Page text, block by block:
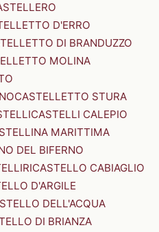
D'ERRO
DI BRANDUZZO
MOLINA
CASTELLETTO STURA
CASTELLI CALEPIO
MARITTIMA
DEL BIFERNO
CASTELLO CABIAGLIO
D'ARGILE
DELL'ACQUA
DI BRIANZA